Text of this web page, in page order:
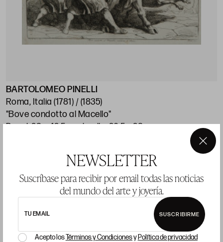
NEWSLETTER
Suscríbase para recibir por email todas las noticias
del mundo del arte y joyería.
TU EMAIL SUSCRIBIRME
Acepto losTérminos y Condicionesy Política de privacidad
×
BARTOLOMEO PINELLI
Roma, Italia (1781) / (1835)
"Bove condotto al Macello"
Papel: 28 x 42,5 cm; huella: 20,5 x 28 cm
LOTE 11